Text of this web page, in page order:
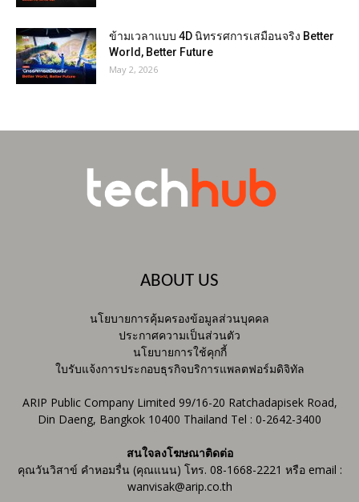
ข้ามเวลาแบบ 4D นิทรรศการเสมือนจริง Better
World, Better Future
May 2, 2026
ABOUT US
นโยบายการคุ้มครองข้อมูลส่วนบุคคล
ประกาศความเป็นส่วนตัว
นโยบายการใช้คุกกี้
ใบรับแจ้งการประกอบธุรกิจบริการแพลตฟอร์มดิจิทัล
ARIP Public Company Limited 99/16-20 Ratchadapisek Road,
Din Daeng, Bangkok 10400 Thailand Tel : 0-2642-3400
สนใจลงโฆษณาติดต่อ
คุณวันวิสาข์ คำหอมรื่น (คุณแนน) โทร. 08-1668-2221 หรือ email :
wanvisak@arip.co.th